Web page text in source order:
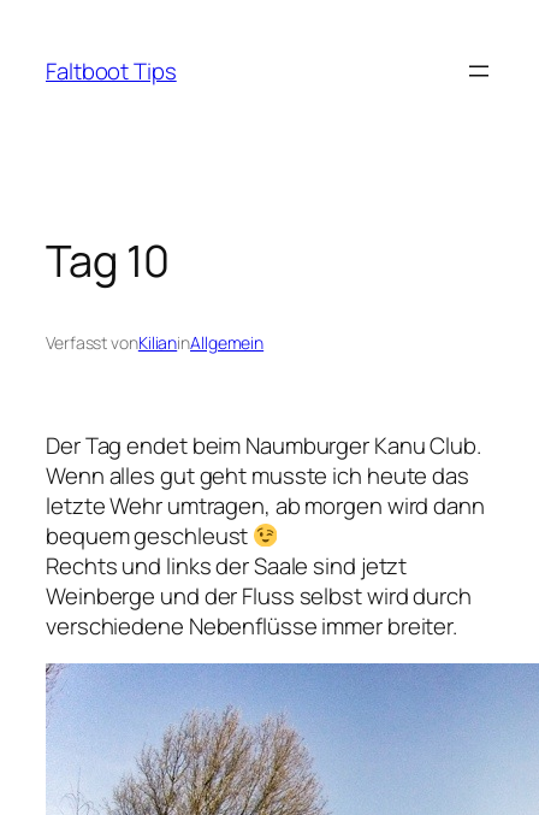
springen
Faltboot Tips
Tag 10
Verfasst vonKilianinAllgemein
Der Tag endet beim Naumburger Kanu Club.
Wenn alles gut geht musste ich heute das
letzte Wehr umtragen, ab morgen wird dann
bequem geschleust
Rechts und links der Saale sind jetzt
Weinberge und der Fluss selbst wird durch
verschiedene Nebenflüsse immer breiter.